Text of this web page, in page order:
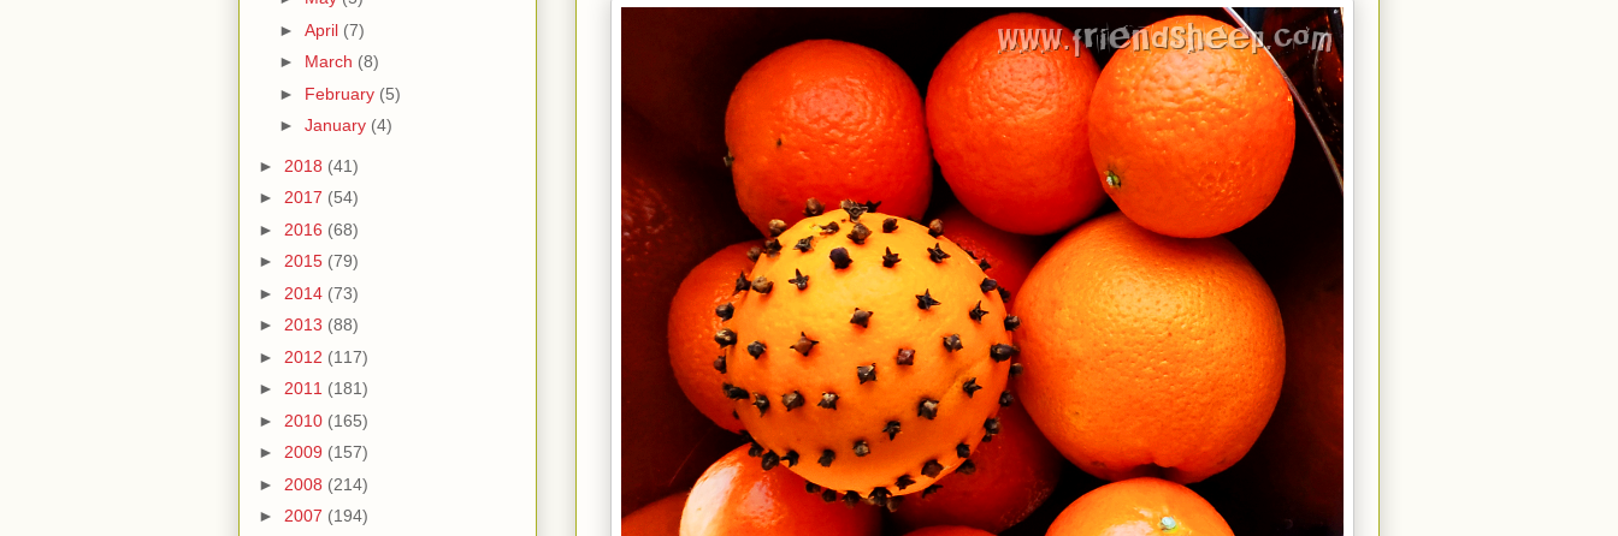
► April (7)
► March (8)
► February (5)
► January (4)
► 2018 (41)
► 2017 (54)
► 2016 (68)
► 2015 (79)
► 2014 (73)
► 2013 (88)
► 2012 (117)
► 2011 (181)
► 2010 (165)
► 2009 (157)
► 2008 (214)
► 2007 (194)